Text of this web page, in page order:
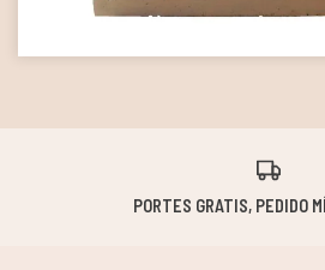
24/72H PAQUETERÍA | 20/40